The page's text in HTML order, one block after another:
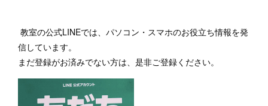
教室の公式LINEでは、パソコン・スマホのお役立ち情報を発
信しています。
まだ登録がお済みでない方は、是非ご登録ください。